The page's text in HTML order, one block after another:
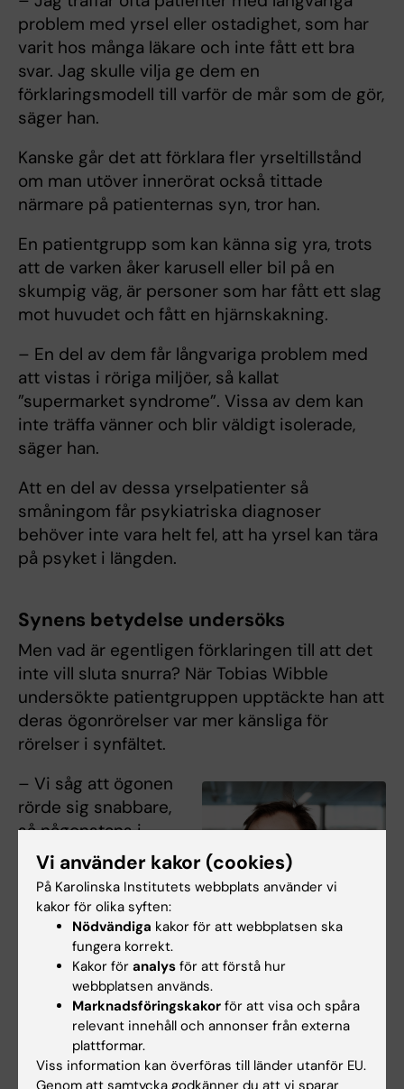
problem med yrsel eller ostadighet, som har
varit hos många läkare och inte fått ett bra
svar. Jag skulle vilja ge dem en
förklaringsmodell till varför de mår som de gör,
säger han.
Kanske går det att förklara fler yrseltillstånd
om man utöver innerörat också tittade
närmare på patienternas syn, tror han.
En patientgrupp som kan känna sig yra, trots
att de varken åker karusell eller bil på en
skumpig väg, är personer som har fått ett slag
mot huvudet och fått en hjärnskakning.
– En del av dem får långvariga problem med
att vistas i röriga miljöer, så kallat
”supermarket syndrome”. Vissa av dem kan
inte träffa vänner och blir väldigt isolerade,
säger han.
Att en del av dessa yrselpatienter så
småningom får psykiatriska diagnoser
behöver inte vara helt fel, att ha yrsel kan tära
på psyket i längden.
Synens betydelse undersöks
Men vad är egentligen förklaringen till att det
inte vill sluta snurra? När Tobias Wibble
undersökte patientgruppen upptäckte han att
deras ögonrörelser var mer känsliga för
rörelser i synfältet.
– Vi såg att ögonen
rörde sig snabbare,
så någonstans i
hjärnstammen
processas
rörelseinformatione
n som starkare,
säger han.
Hans hypotes är nu
att hjärnstammen
hos dessa
yrselpatienter tar in
intryck via synen
Vi använder kakor (cookies)
På Karolinska Institutets webbplats använder vi
kakor för olika syften:
Nödvändiga kakor för att webbplatsen ska
fungera korrekt.
Kakor för analys för att förstå hur
webbplatsen används.
Marknadsföringskakor för att visa och spåra
relevant innehåll och annonser från externa
plattformar.
Viss information kan överföras till länder utanför EU.
Genom att samtycka godkänner du att vi sparar